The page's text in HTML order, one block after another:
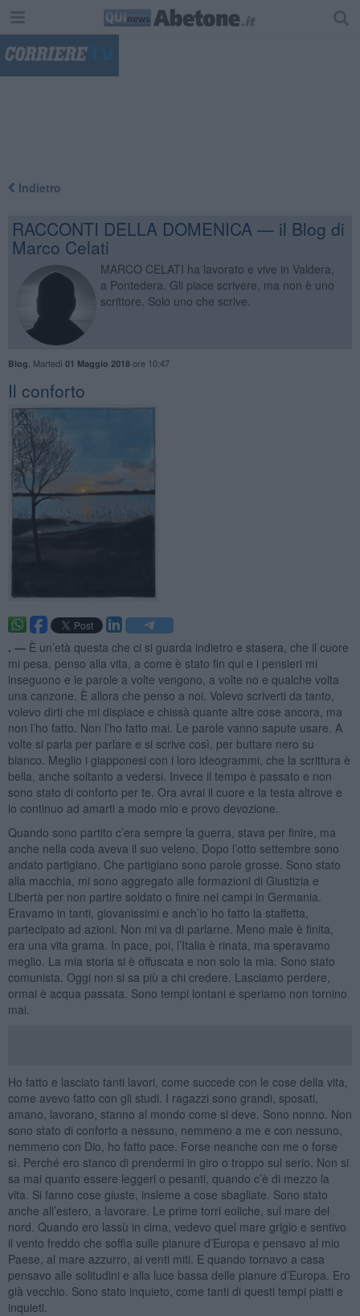
Indietro
RACCONTI DELLA DOMENICA — il Blog di
Marco Celati
MARCO CELATI ha lavorato e vive in Valdera,
a Pontedera. Gli piace scrivere, ma non è uno
scrittore. Solo uno che scrive.
Blog Martedì 01 Maggio 2018ore 10:47
Il conforto
. — È un’età questa che ci si guarda indietro e stasera, che il cuore
mi pesa, penso alla vita, a come è stato fin qui e i pensieri mi
inseguono e le parole a volte vengono, a volte no e qualche volta
una canzone. È allora che penso a noi. Volevo scriverti da tanto,
volevo dirti che mi dispiace e chissà quante altre cose ancora, ma
non l’ho fatto. Non l’ho fatto mai. Le parole vanno sapute usare. A
volte si parla per parlare e si scrive così, per buttare nero su
bianco. Meglio i giapponesi con i loro ideogrammi, che la scrittura è
bella, anche soltanto a vedersi. Invece il tempo è passato e non
sono stato di conforto per te. Ora avrai il cuore e la testa altrove e
io continuo ad amarti a modo mio e provo devozione.
Quando sono partito c’era sempre la guerra, stava per finire, ma
anche nella coda aveva il suo veleno. Dopo l’otto settembre sono
andato partigiano. Che partigiano sono parole grosse. Sono stato
alla macchia, mi sono aggregato alle formazioni di Giustizia e
Libertà per non partire soldato o finire nei campi in Germania.
Eravamo in tanti, giovanissimi e anch’io ho fatto la staffetta,
partecipato ad azioni. Non mi va di parlarne. Meno male è finita,
era una vita grama. In pace, poi, l’Italia è rinata, ma speravamo
meglio. La mia storia si è offuscata e non solo la mia. Sono stato
comunista. Oggi non si sa più a chi credere. Lasciamo perdere,
ormai è acqua passata. Sono tempi lontani e speriamo non tornino
mai.
Ho fatto e lasciato tanti lavori, come succede con le cose della vita,
come avevo fatto con gli studi. I ragazzi sono grandi, sposati,
amano, lavorano, stanno al mondo come si deve. Sono nonno. Non
sono stato di conforto a nessuno, nemmeno a me e con nessuno,
nemmeno con Dio, ho fatto pace. Forse neanche con me o forse
sì. Perché ero stanco di prendermi in giro o troppo sul serio. Non si
sa mai quanto essere leggeri o pesanti, quando c’è di mezzo la
vita. Si fanno cose giuste, insieme a cose sbagliate. Sono stato
anche all’estero, a lavorare. Le prime torri eoliche, sul mare del
nord. Quando ero lassù in cima, vedevo quel mare grigio e sentivo
il vento freddo che soffia sulle pianure d’Europa e pensavo al mio
Paese, al mare azzurro, ai venti miti. E quando tornavo a casa
pensavo alle solitudini e alla luce bassa delle pianure d’Europa. Ero
già vecchio. Sono stato inquieto, come tanti di questi tempi piatti e
inquieti.